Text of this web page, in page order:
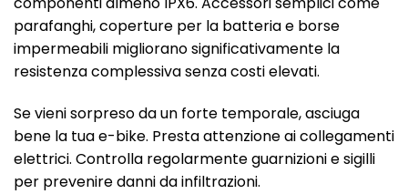
parafanghi, coperture per la batteria e borse
impermeabili migliorano significativamente la
resistenza complessiva senza costi elevati.
Se vieni sorpreso da un forte temporale, asciuga
bene la tua e-bike. Presta attenzione ai collegamenti
elettrici. Controlla regolarmente guarnizioni e sigilli
per prevenire danni da infiltrazioni.